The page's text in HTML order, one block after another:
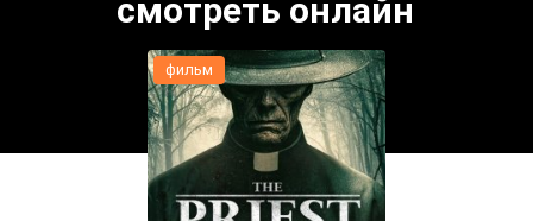
смотреть онлайн
фильм